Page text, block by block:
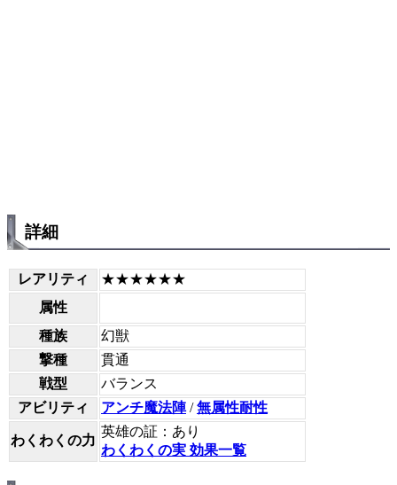
詳細
レアリティ
★★★★★★
属性
種族
幻獣
撃種
貫通
戦型
バランス
アビリティ
アンチ魔法陣/無属性耐性
わくわくの力
英雄の証：あり
わくわくの実 効果一覧